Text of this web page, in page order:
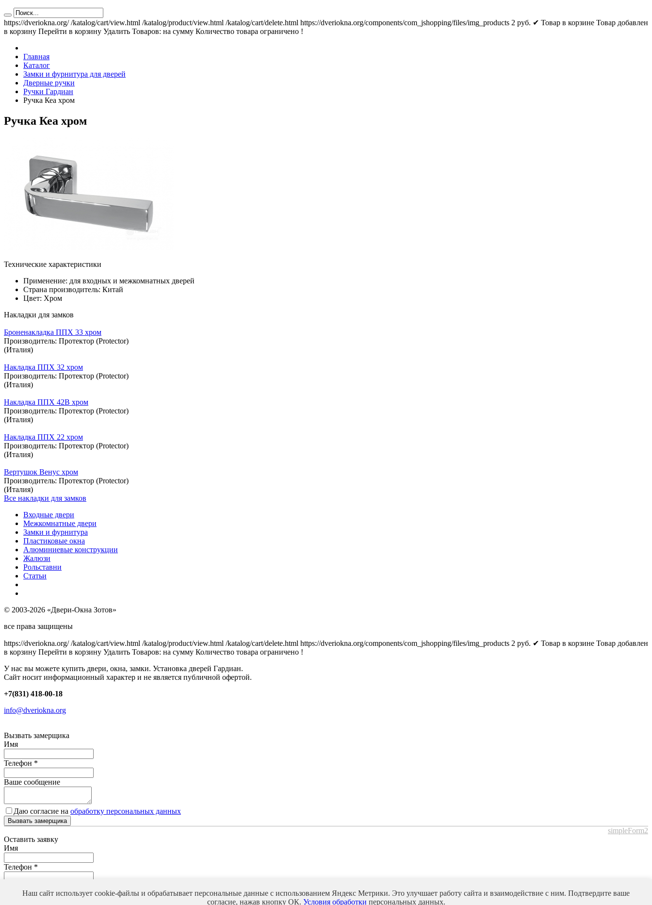
https://dveriokna.org/ /katalog/cart/view.html /katalog/product/view.html /katalog/cart/delete.html https://dveriokna.org/components/com_jshopping/files/img_products 2 руб. ✔ Товар в корзине Товар добавлен
в корзину Перейти в корзину Удалить Товаров: на сумму Количество товара ограничено !
Главная
Каталог
Замки и фурнитура для дверей
Дверные ручки
Ручки Гардиан
Ручка Кеа хром
Ручка Кеа хром
Технические характеристики
Применение: для входных и межкомнатных дверей
Страна производитель: Китай
Цвет: Хром
Накладки для замков
Броненакладка ППХ 33 хром
Производитель: Протектор (Protector)
(Италия)
Накладка ППХ 32 хром
Производитель: Протектор (Protector)
(Италия)
Накладка ППХ 42В хром
Производитель: Протектор (Protector)
(Италия)
Накладка ППХ 22 хром
Производитель: Протектор (Protector)
(Италия)
Вертушок Венус хром
Производитель: Протектор (Protector)
(Италия)
Все накладки для замков
Входные двери
Межкомнатные двери
Замки и фурнитура
Пластиковые окна
Алюминиевые конструкции
Жалюзи
Рольставни
Статьи
© 2003-2026 «Двери-Окна Зотов»
все права защищены
https://dveriokna.org/ /katalog/cart/view.html /katalog/product/view.html /katalog/cart/delete.html https://dveriokna.org/components/com_jshopping/files/img_products 2 руб. ✔ Товар в корзине Товар добавлен
в корзину Перейти в корзину Удалить Товаров: на сумму Количество товара ограничено !
У нас вы можете купить двери, окна, замки. Установка дверей Гардиан.
Сайт носит информационный характер и не является публичной офертой.
+7(831) 418-00-18
info@dveriokna.org
Вызвать замерщика
Имя
Телефон *
Ваше сообщение
Даю согласие на обработку персональных данных
Вызвать замерщика
simpleForm2
Оставить заявку
Имя
Телефон *
Наш сайт использует cookie-файлы и обрабатывает персональные данные с использованием Яндекс Метрики. Это улучшает работу сайта и взаимодействие с ним. Подтвердите ваше
согласие, нажав кнопку ОК. Условия обработки персональных данных.